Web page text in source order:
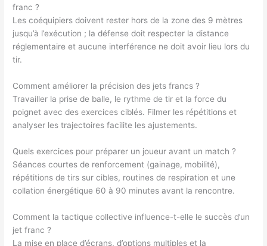
franc ?
Les coéquipiers doivent rester hors de la zone des 9 mètres
jusqu’à l’exécution ; la défense doit respecter la distance
réglementaire et aucune interférence ne doit avoir lieu lors du
tir.
Comment améliorer la précision des jets francs ?
Travailler la prise de balle, le rythme de tir et la force du
poignet avec des exercices ciblés. Filmer les répétitions et
analyser les trajectoires facilite les ajustements.
Quels exercices pour préparer un joueur avant un match ?
Séances courtes de renforcement (gainage, mobilité),
répétitions de tirs sur cibles, routines de respiration et une
collation énergétique 60 à 90 minutes avant la rencontre.
Comment la tactique collective influence-t-elle le succès d’un
jet franc ?
La mise en place d’écrans, d’options multiples et la